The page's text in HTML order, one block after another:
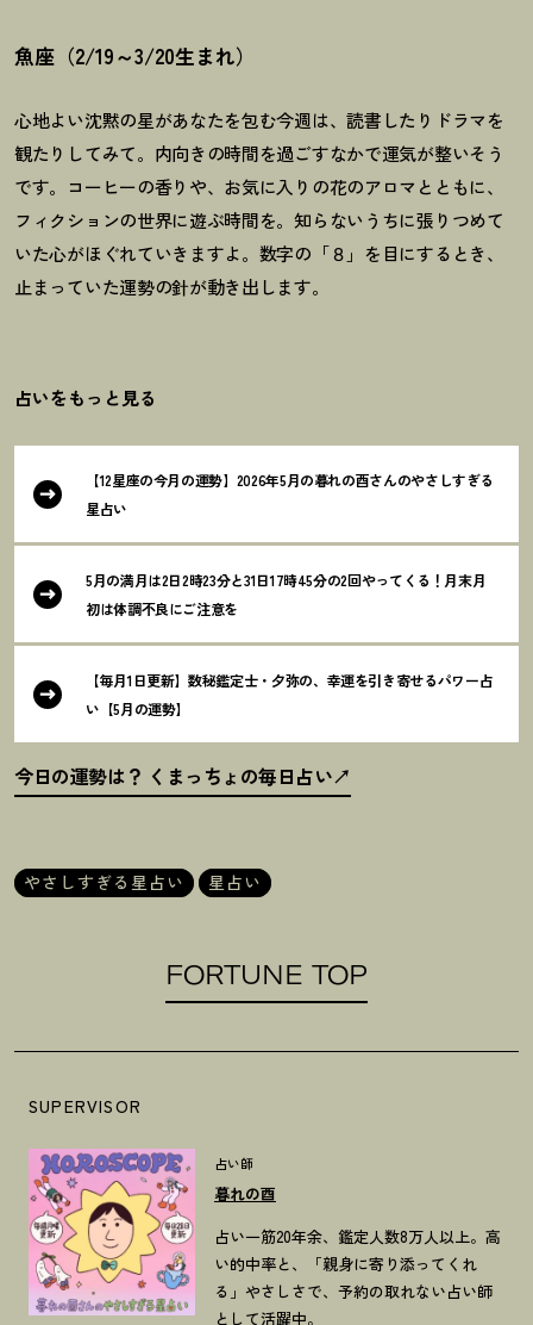
魚座（2/19～3/20生まれ）
心地よい沈黙の星があなたを包む今週は、読書したりドラマを
観たりしてみて。内向きの時間を過ごすなかで運気が整いそう
です。コーヒーの香りや、お気に入りの花のアロマとともに、
フィクションの世界に遊ぶ時間を。知らないうちに張りつめて
いた心がほぐれていきますよ。数字の「８」を目にするとき、
止まっていた運勢の針が動き出します。
占いをもっと見る
【12星座の今月の運勢】2026年5月の暮れの酉さんのやさしすぎる
星占い
5月の満月は2日2時23分と31日17時45分の2回やってくる ！ 月末月
初は体調不良にご注意を
【毎月1日更新】数秘鑑定士・夕弥の、幸運を引き寄せるパワー占
い【5月の運勢】
今日の運勢は？ くまっちょの毎日占い
やさしすぎる星占い 星占い
FORTUNE TOP
SUPERVISOR
占い師
暮れの酉
占い一筋20年余、鑑定人数8万人以上。高
い的中率と、「親身に寄り添ってくれ
る」やさしさで、予約の取れない占い師
として活躍中。